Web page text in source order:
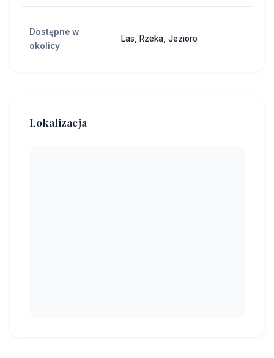
Dostępne w
okolicy
Las, Rzeka, Jezioro
Lokalizacja